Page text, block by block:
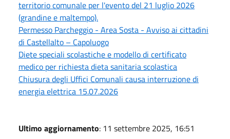
territorio comunale per l'evento del 21 luglio 2026
(grandine e maltempo).
Permesso Parcheggio - Area Sosta - Avviso ai cittadini
di Castellalto – Capoluogo
Diete speciali scolastiche e modello di certificato
medico per richiesta dieta sanitaria scolastica
Chiusura degli Uffici Comunali causa interruzione di
energia elettrica 15.07.2026
Ultimo aggiornamento: 11 settembre 2025, 16:51